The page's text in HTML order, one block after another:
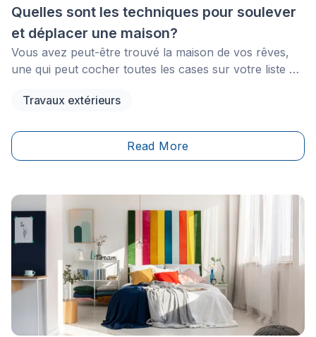
Quelles sont les techniques pour soulever
et déplacer une maison?
Vous avez peut-être trouvé la maison de vos rêves,
une qui peut cocher toutes les cases sur votre liste de
dans un endroit qui ne vous attire pas? La seule
Travaux extérieurs
Read More